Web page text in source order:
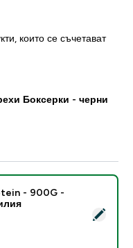
които се съчетават
Боксерки - черни
Whey Protein - 900G -
- 900G -